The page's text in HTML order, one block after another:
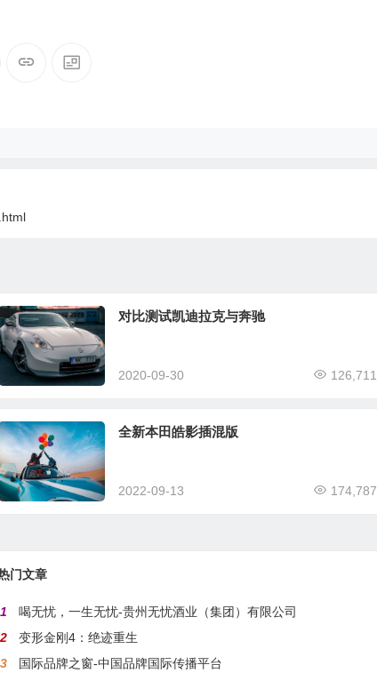
对比测试凯迪拉克与奔驰
2020-09-30 126,711
全新本田皓影插混版
2022-09-13 174,787
门文章
1
喝无忧，一生无忧-贵州无忧酒业（集团）有限公司
2
变形金刚4：绝迹重生
3
国际品牌之窗-中国品牌国际传播平台